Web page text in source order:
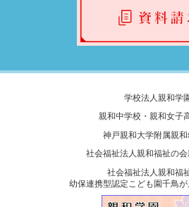
学校法人親和学
親和中学校・親和女子
神戸親和大学附属親
社会福祉法人親和福祉の
社会福祉法人親和福
幼保連携型認定こども園千鳥